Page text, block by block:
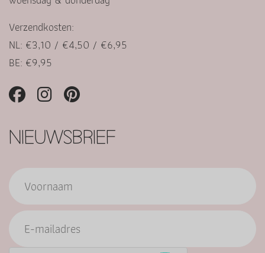
Verzendkosten:
NL: €3,10 / €4,50 / €6,95
BE: €9,95
NIEUWSBRIEF